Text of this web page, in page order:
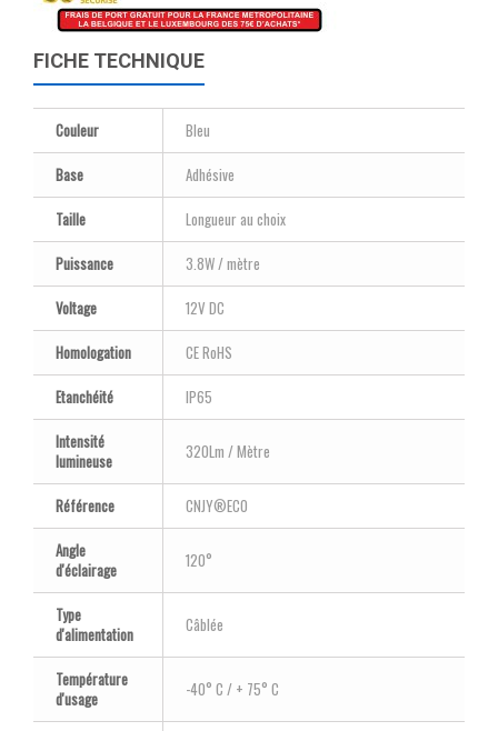
FICHE TECHNIQUE
Couleur
Bleu
Base
Adhésive
Taille
Longueur au choix
Puissance
3.8W / mètre
Voltage
12V DC
Homologation
CE RoHS
Etanchéité
IP65
Intensité
lumineuse
320Lm / Mètre
Référence
CNJY®ECO
Angle
d'éclairage
120°
Type
d'alimentation
Câblée
Température
d'usage
-40° C / + 75° C